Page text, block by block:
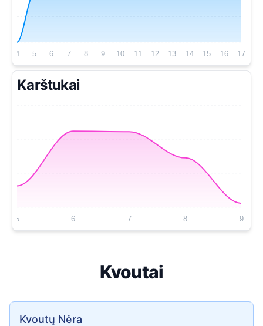
4 5 6 7 8 9 10 11 12 13 14 15 16 17
Karštukai
5 6 7 8 9
Kvoutai
Kvoutų Nėra